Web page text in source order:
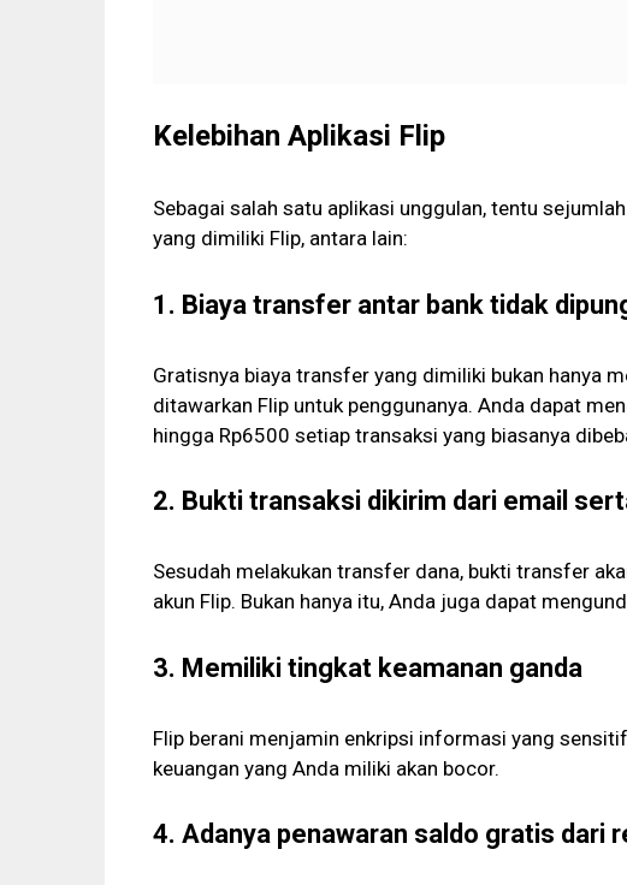
Kelebihan Aplikasi Flip
Sebagai salah satu aplikasi unggulan, tentu
yang dimiliki Flip, antara lain:
1. Biaya transfer antar bank tidak
Gratisnya biaya transfer yang dimiliki bukan hanya
ditawarkan Flip untuk penggunanya. Anda dapat
hingga Rp6500 setiap transaksi yang biasanya
2. Bukti transaksi dikirim dari email
Sesudah melakukan transfer dana, bukti transfer
akun Flip. Bukan hanya itu, Anda juga dapat
3. Memiliki tingkat keamanan ganda
Flip berani menjamin enkripsi informasi yang
keuangan yang Anda miliki akan bocor.
4. Adanya penawaran saldo gratis dari